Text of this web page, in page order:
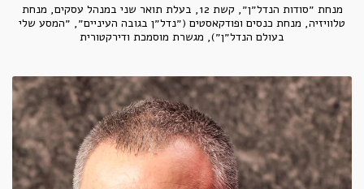
מנחת ״סודות הנדל״ן״, קשת 12, בעלת תואר שני במנהל עסקים, מנחת
טלוויזיה, מנחת כנסים ופודקאסטים (״נדל״ן בגובה העיניים״, ״המסע שלי
בעולם הנדל״ן״), מגשרת מוסמכת ודירקטורית